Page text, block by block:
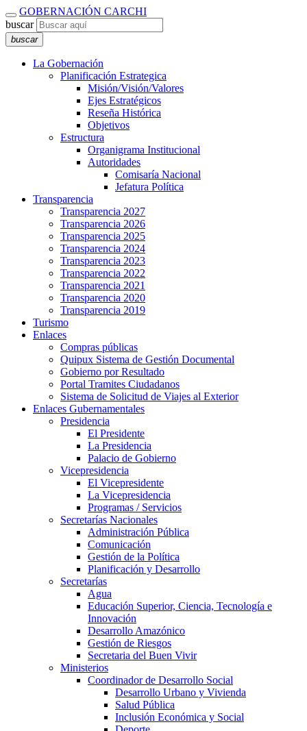
GOBERNACIÓN CARCHI
buscar
buscar
La Gobernación
Planificación Estrategica
Misión/Visión/Valores
Ejes Estratégicos
Reseña Histórica
Objetivos
Estructura
Organigrama Institucional
Autoridades
Comisaría Nacional
Jefatura Política
Transparencia
Transparencia 2027
Transparencia 2026
Transparencia 2025
Transparencia 2024
Transparencia 2023
Transparencia 2022
Transparencia 2021
Transparencia 2020
Transparencia 2019
Turismo
Enlaces
Compras públicas
Quipux Sistema de Gestión Documental
Gobierno por Resultado
Portal Tramites Ciudadanos
Sistema de Solicitud de Viajes al Exterior
Enlaces Gubernamentales
Presidencia
El Presidente
La Presidencia
Palacio de Gobierno
Vicepresidencia
El Vicepresidente
La Vicepresidencia
Programas / Servicios
Secretarías Nacionales
Administración Pública
Comunicación
Gestión de la Política
Planificación y Desarrollo
Secretarías
Agua
Educación Superior, Ciencia, Tecnología e
Innovación
Desarrollo Amazónico
Gestión de Riesgos
Secretaria del Buen Vivir
Ministerios
Coordinador de Desarrollo Social
Desarrollo Urbano y Vivienda
Salud Pública
Inclusión Económica y Social